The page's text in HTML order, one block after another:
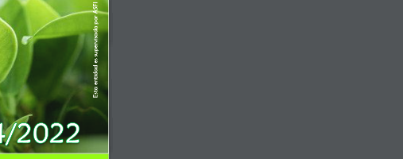
Esta entidad es supervisada por ASFI